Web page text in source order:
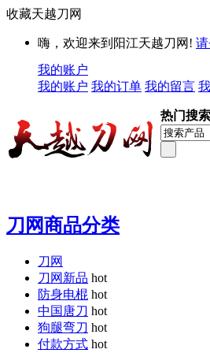
收藏天越刀网
嗨，欢迎来到阳江天越刀网!
我的账户
我的账户 我的订单 我的留言
热门搜索
刀网商品分类
刀网
刀网新品 hot
防身电棍 hot
中国唐刀 hot
狗腿弯刀 hot
付款方式 hot